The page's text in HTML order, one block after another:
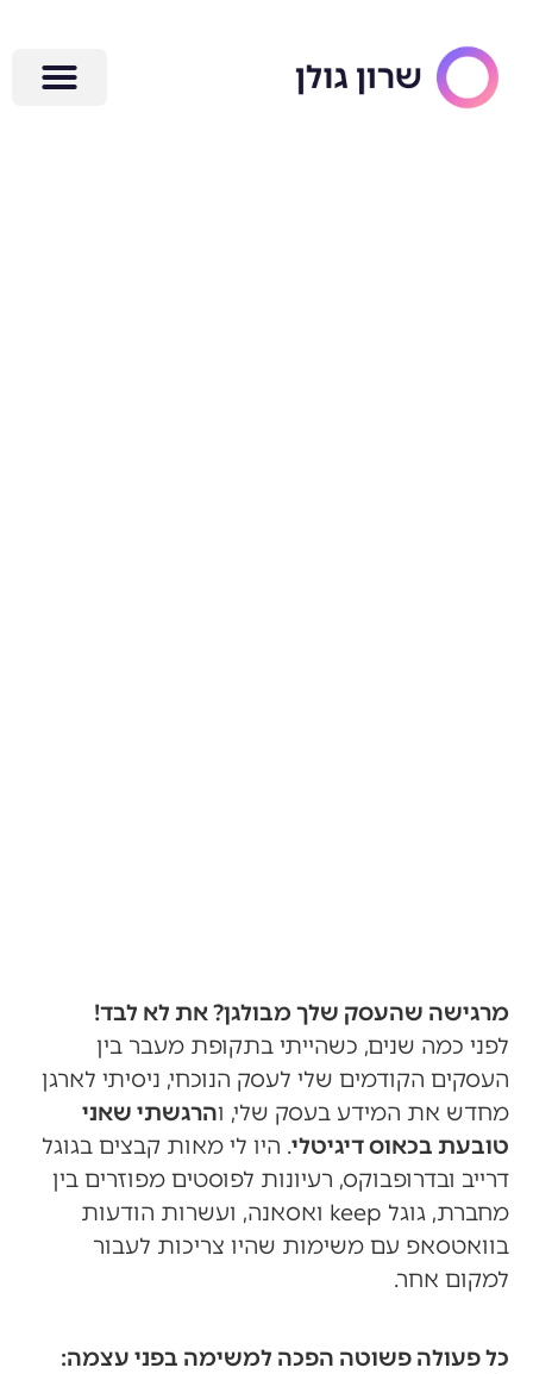
מרגישה שהעסק שלך מבולגן? את לא לבד!
לפני כמה שנים, כשהייתי בתקופת מעבר בין
העסקים הקודמים שלי לעסק הנוכחי, ניסיתי לארגן
מחדש את המידע בעסק שלי, והרגשתי שאני
טובעת בכאוס דיגיטלי. היו לי מאות קבצים בגוגל
דרייב ובדרופבוקס, רעיונות לפוסטים מפוזרים בין
מחברת, גוגל keep ואסאנה, ועשרות הודעות
בוואטסאפ עם משימות שהיו צריכות לעבור
למקום אחר.
כל פעולה פשוטה הפכה למשימה בפני עצמה: